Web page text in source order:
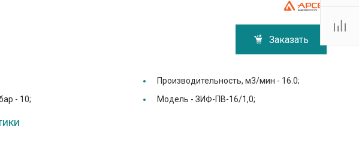
Заказать
Производительность, м3/мин - 16.0;
- 10; Модель -ЗИФ-ПВ-16/1,0;